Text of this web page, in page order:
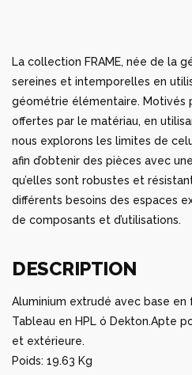
La collection FRAME, née de la
sereines et intemporelles en
géométrie élémentaire. Motivés
offertes par le matériau, en
nous explorons les limites de
afin d’obtenir des pièces avec
qu’elles sont robustes et
différents besoins des espaces
de composants et d’utilisations.
DESCRIPTION
Aluminium extrudé avec base en
Tableau en HPL ó Dekton.Apte
et extérieure.
Poids: 19.63 Kg